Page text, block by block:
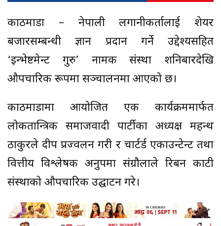
काठमाडौं – नेपाली लगानीकर्तालाई शेयर
बजारसम्बन्धी ज्ञान प्रदान गर्ने उद्देश्यसहित
‘इन्भेष्टमेन्ट गुरु’ नामक संस्था शनिबारदेखि
औपचारिक रूपमा सञ्चालनमा आएको छ।
काठमाडौंमा आयोजित एक कार्यक्रममार्फत
लोकतान्त्रिक समाजवादी पार्टीका अध्यक्ष महन्थ
ठाकुरले दीप प्रज्वलन गरी र चार्टर्ड एकाउन्टेन्ट तथा
वित्तीय विश्लेषक अनुपमा संग्रौलाले रिबन काटी
संस्थाको औपचारिक उद्घाटन गरे।